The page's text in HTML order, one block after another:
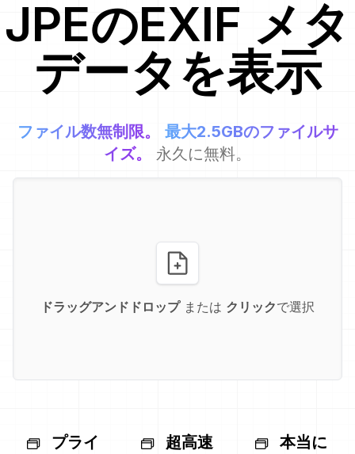
JPEのEXIF メタ
データを表示
ファイル数無制限。
最大2.5GBのファイルサ
イズ。
永久に無料。
ドラッグアンドドロップ または クリックで選択
プライ
超高速
本当に